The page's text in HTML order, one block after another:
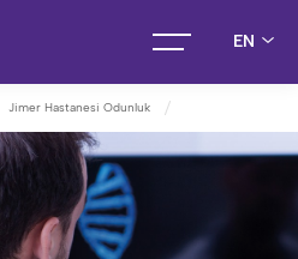
EN
Jimer Hastanesi Odunluk